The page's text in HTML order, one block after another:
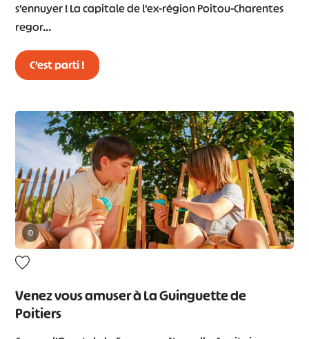
s’ennuyer ! La capitale de l’ex-région Poitou-Charentes
regor…
C’est parti !
©
Venez vous amuser à La Guinguette de
Poitiers